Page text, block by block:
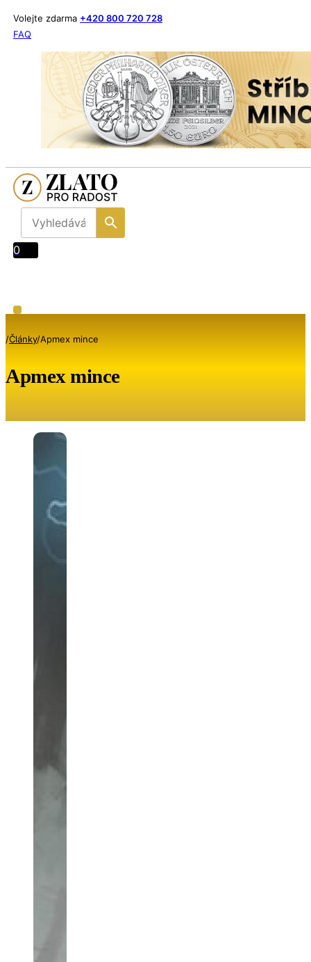
Volejte zdarma +420 800 720 728
FAQ
0
/Články/Apmex mince
Apmex mince